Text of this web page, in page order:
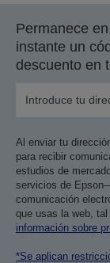
Permanece
instante un
descuento en
Al enviar tu
para recibir
estudios de
servicios de
comunicación
que usas la web,
información sobre
*Se aplican